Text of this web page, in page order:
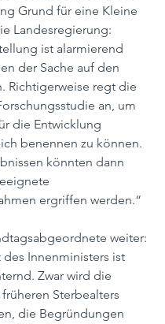
Grund für eine Kleine
Landesregierung:
ist alarmierend
der Sache auf den
Richtigerweise regt die
an, um
die Entwicklung
benennen zu können.
könnten dann
ergriffen werden.“
weiter:
des Innenministers ist
Zwar wird die
früheren Sterbealters
die Begründungen